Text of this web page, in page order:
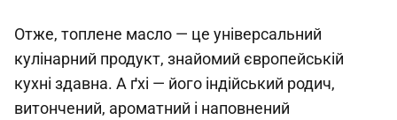
Отже, топлене масло — це універсальний
кулінарний продукт, знайомий європейській
кухні здавна. А ґхі — його індійський родич,
витончений, ароматний і наповнений